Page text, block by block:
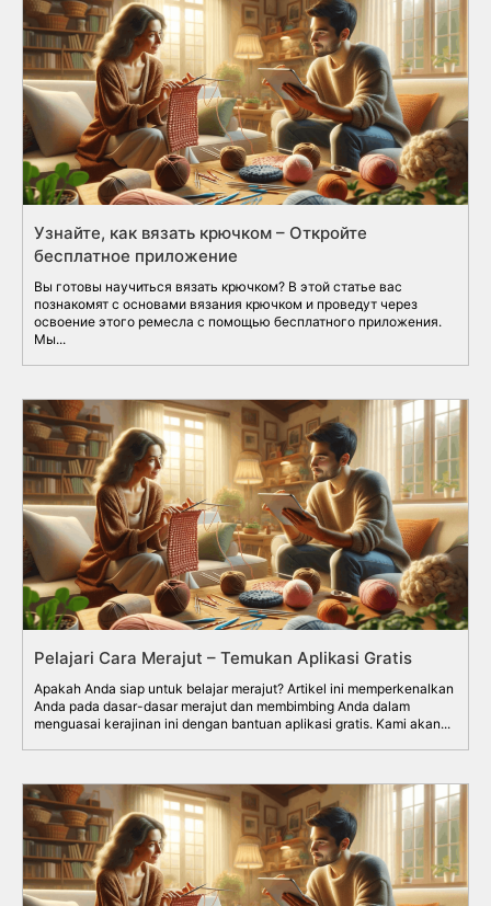
Узнайте, как вязать крючком – Откройте
бесплатное приложение
Вы готовы научиться вязать крючком? В этой статье вас
познакомят с основами вязания крючком и проведут через
освоение этого ремесла с помощью бесплатного приложения.
Мы...
Pelajari Cara Merajut – Temukan Aplikasi Gratis
Apakah Anda siap untuk belajar merajut? Artikel ini memperkenalkan
Anda pada dasar-dasar merajut dan membimbing Anda dalam
menguasai kerajinan ini dengan bantuan aplikasi gratis. Kami akan...